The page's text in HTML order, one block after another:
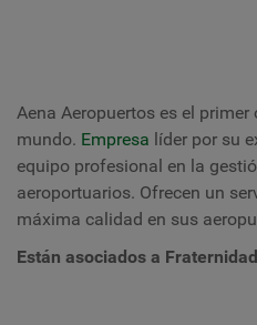
Aena Aeropuertos es el
mundo. Empresa líder por su
equipo profesional en la
aeroportuarios. Ofrecen un
máxima calidad en sus
Están asociados a